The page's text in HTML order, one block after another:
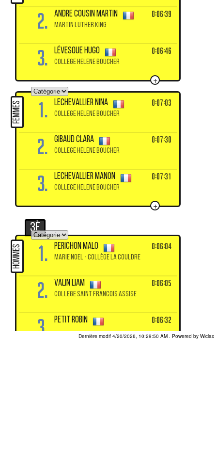
2. ANDRE COUSIN Martin
MARTIN LUTHER KING
0:06:39
3. LÉVESQUE Hugo
COLLEGE HELENE BOUCHER
0:06:46
+
FEMMES 1. LECHEVALLIER Nina
COLLEGE HELENE BOUCHER
0:07:03
2. GIBAUD Clara
COLLEGE HELENE BOUCHER
0:07:30
3. LECHEVALLIER Manon
COLLEGE HELENE BOUCHER
0:07:31
+
3è
HOMMES 1. PERICHON Malo
MARIE NOEL - COLLÈGE LA COULDRE
0:06:04
2. VALIN Liam
COLLEGE SAINT FRANCOIS ASSISE
0:06:05
3. PETIT Robin 0:06:32
Dernière modif 4/20/2026, 10:29:50 AM . Powered by Wiclax